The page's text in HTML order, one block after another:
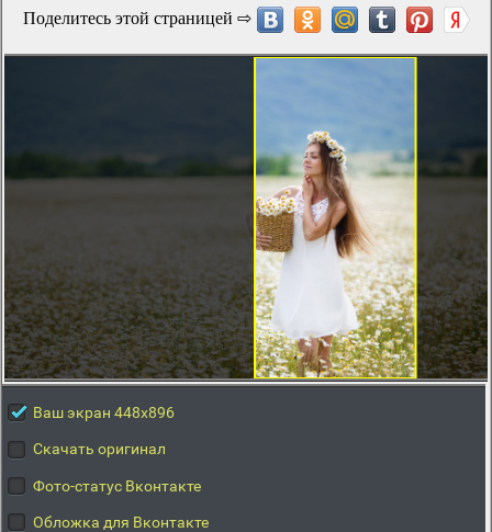
Ваш экран 448x896
Скачать оригинал
Фото-статус Вконтакте
Обложка для Вконтакте